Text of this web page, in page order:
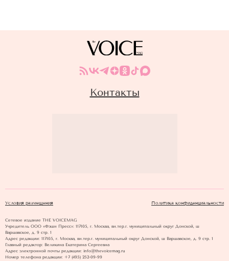
Контакты
Условия размещения Политика конфиденциальности
Сетевое издание THE VOICEMAG
Учредитель ООО «Фэшн Пресс»: 117105, г. Москва, вн.тер.г. муниципальный округ Донской, ш
Варшавское, д. 9 стр. 1
Адрес редакции: 117105, г. Москва, вн.тер.г. муниципальный округ Донской, ш Варшавское, д. 9 стр. 1
Главный редактор: Великина Екатерина Сергеевна
Адрес электронной почты редакции: info@thevoicemag.ru
Номер телефона редакции: +7 (495) 252-09-99